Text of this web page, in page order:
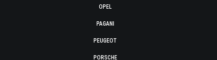
OPEL
PAGANI
PEUGEOT
PORSCHE